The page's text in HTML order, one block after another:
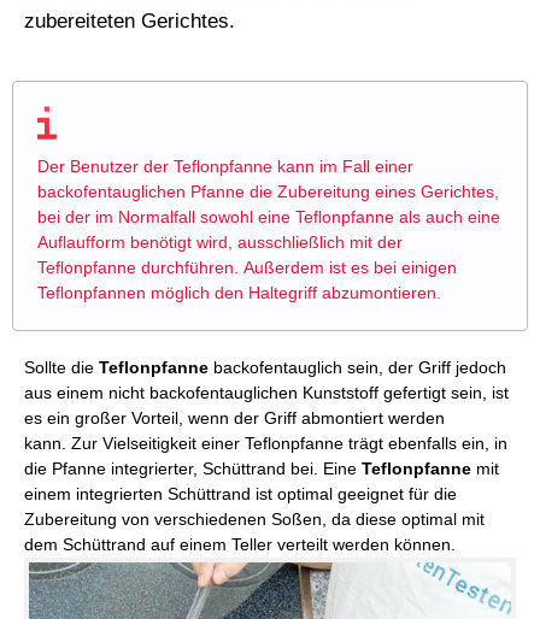
zubereiteten Gerichtes.
Der Benutzer der Teflonpfanne kann im Fall einer
backofentauglichen Pfanne die Zubereitung eines Gerichtes,
bei der im Normalfall sowohl eine Teflonpfanne als auch eine
Auflaufform benötigt wird, ausschließlich mit der
Teflonpfanne durchführen. Außerdem ist es bei einigen
Teflonpfannen möglich den Haltegriff abzumontieren.
Sollte die Teflonpfanne backofentauglich sein, der Griff jedoch
aus einem nicht backofentauglichen Kunststoff gefertigt sein, ist
es ein großer Vorteil, wenn der Griff abmontiert werden
kann. Zur Vielseitigkeit einer Teflonpfanne trägt ebenfalls ein, in
die Pfanne integrierter, Schüttrand bei. Eine Teflonpfanne mit
einem integrierten Schüttrand ist optimal geeignet für die
Zubereitung von verschiedenen Soßen, da diese optimal mit
dem Schüttrand auf einem Teller verteilt werden können.